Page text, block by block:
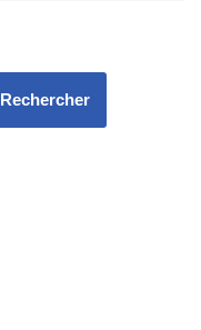
Rechercher